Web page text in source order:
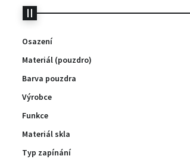
Osazení
Materiál (pouzdro)
Barva pouzdra
Výrobce
Funkce
Materiál skla
Typ zapínání